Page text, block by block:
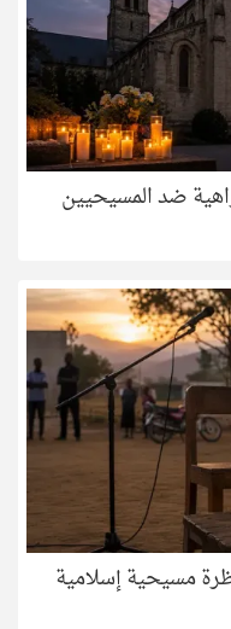
40 جريمة كراهية ضد المسيحيين
مسيحية إسلامية